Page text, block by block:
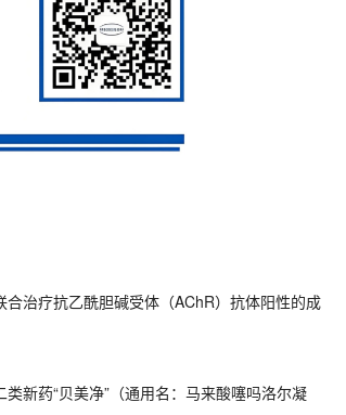
治疗抗乙酰胆碱受体（AChR）抗体阳性的成
新药“贝美净”（通用名：马来酸噻吗洛尔凝